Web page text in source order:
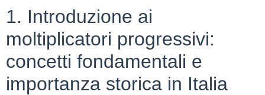
1. Introduzione ai
moltiplicatori progressivi:
concetti fondamentali e
importanza storica in Italia